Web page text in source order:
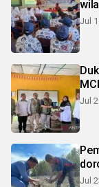
Jul
Jul
Jul